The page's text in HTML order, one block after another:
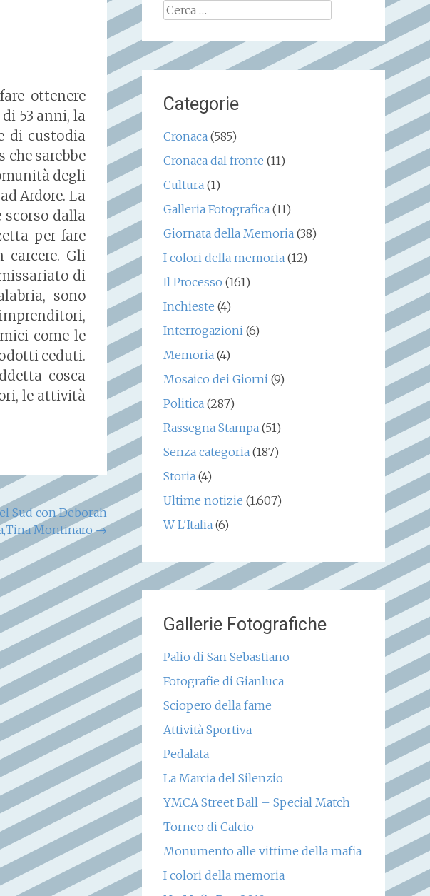
ottenere
53 anni, la
di custodia
che sarebbe
degli
Ardore. La
dalla
per fare
Gli
di
sono
come le
ceduti.
cosca
le attività
Sud con Deborah
Montinaro→
Ricerca
Categorie
Cronaca(585)
Cronaca dal fronte (11)
Cultura(1)
Galleria Fotografica(11)
Giornata della Memoria(38)
I colori della memoria(12)
Il Processo (161)
Inchieste (4)
Interrogazioni(6)
Memoria(4)
Mosaico dei Giorni(9)
Politica(287)
Rassegna Stampa(51)
Senza categoria(187)
Storia(4)
Ultime notizie (1.607)
W L'Italia(6)
Gallerie Fotografiche
Palio di San Sebastiano
Fotografie di Gianluca
Sciopero della fame
Attività Sportiva
Pedalata
La Marcia del Silenzio
YMCA Street Ball – Special Match
Torneo di Calcio
Monumento alle vittime della mafia
I colori della memoria